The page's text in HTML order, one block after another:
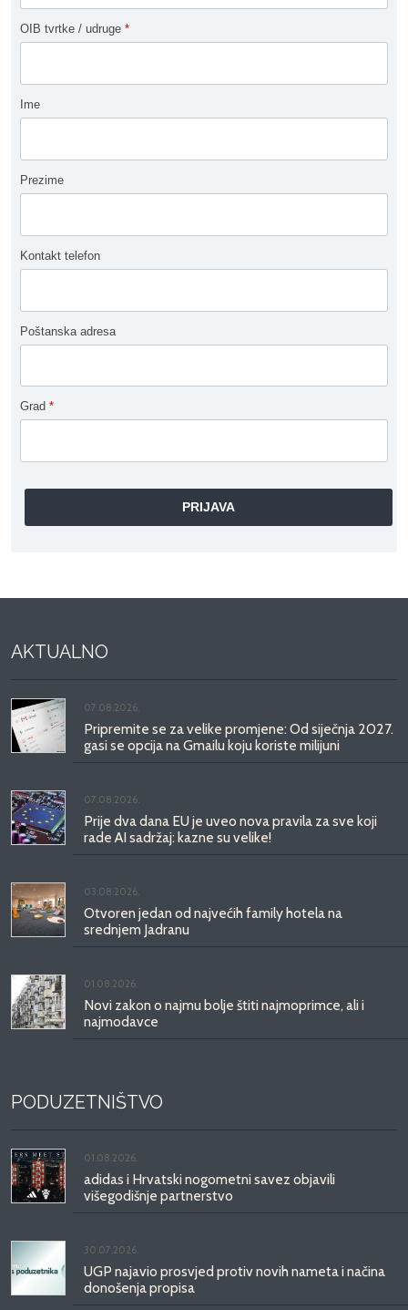
OIB tvrtke / udruge *
Ime
Prezime
Kontakt telefon
Poštanska adresa
Grad *
AKTUALNO
07.08.2026.
Pripremite se za velike promjene: Od siječnja 2027.
gasi se opcija na Gmailu koju koriste milijuni
07.08.2026.
Prije dva dana EU je uveo nova pravila za sve koji
rade AI sadržaj: kazne su velike!
03.08.2026.
Otvoren jedan od najvećih family hotela na
srednjem Jadranu
01.08.2026.
Novi zakon o najmu bolje štiti najmoprimce, ali i
najmodavce
PODUZETNIŠTVO
01.08.2026.
adidas i Hrvatski nogometni savez objavili
višegodišnje partnerstvo
30.07.2026.
UGP najavio prosvjed protiv novih nameta i načina
donošenja propisa